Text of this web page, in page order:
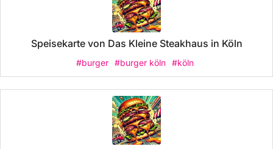
Speisekarte von Das Kleine Steakhaus in Köln
#burger #burger köln #köln